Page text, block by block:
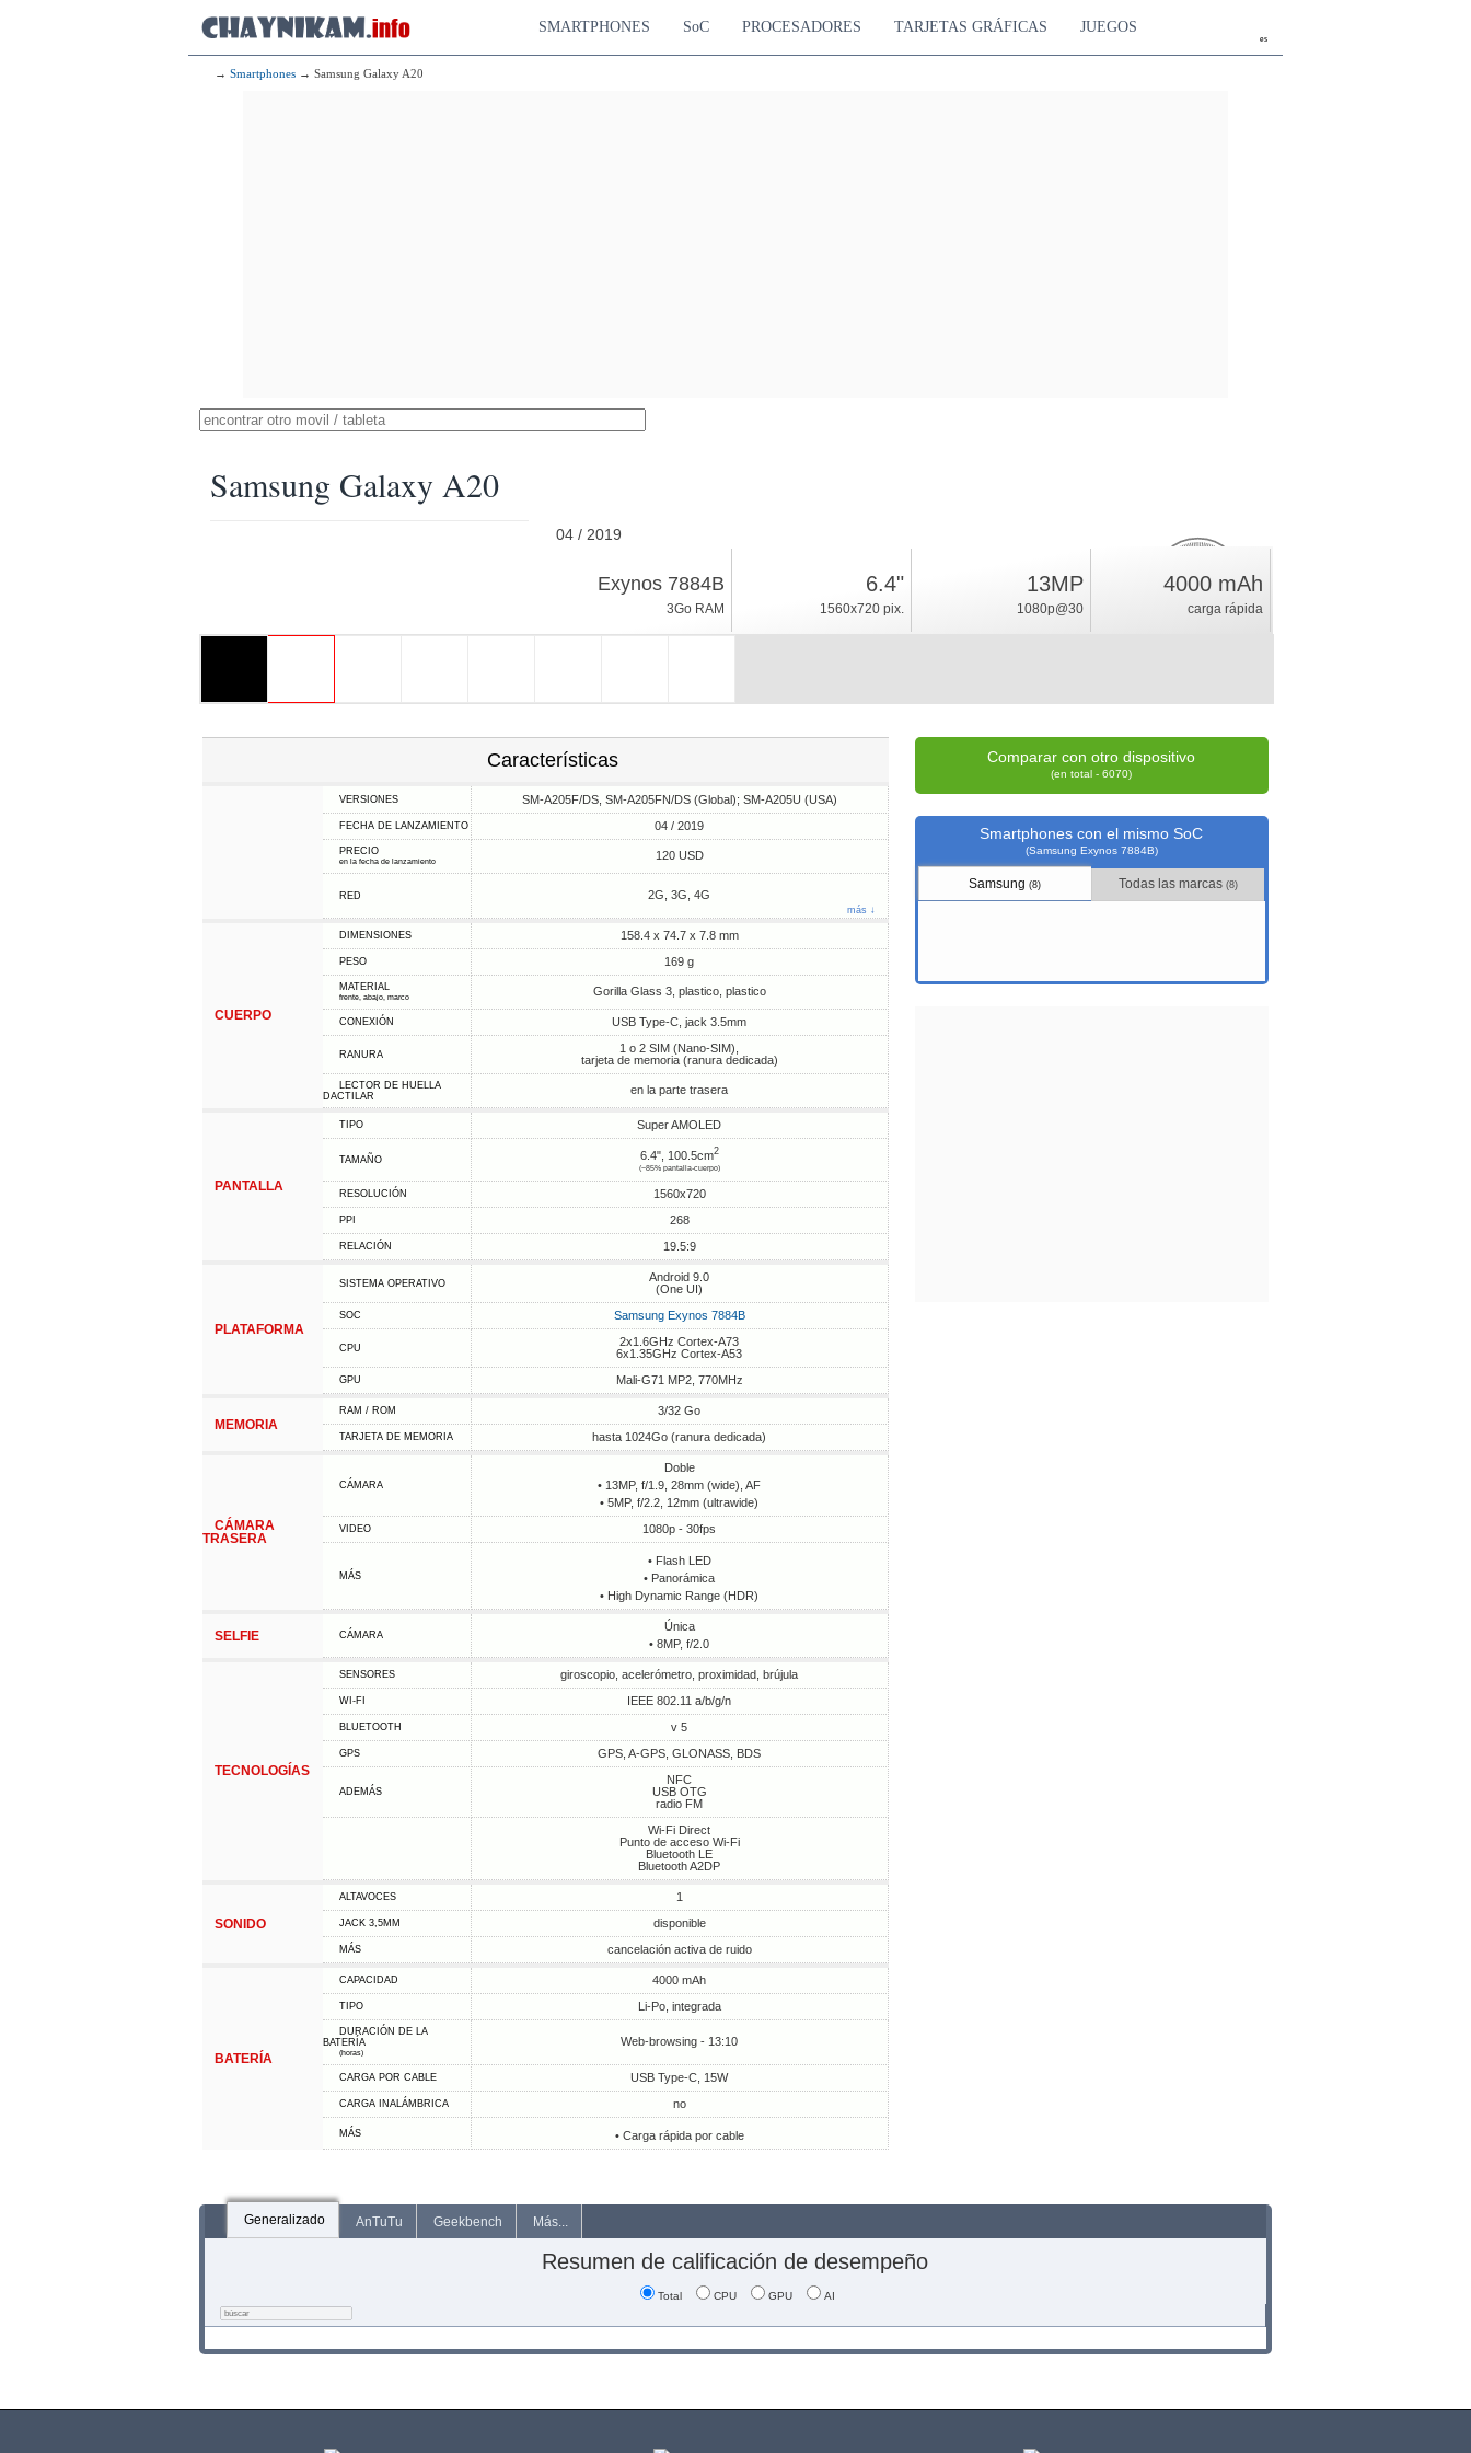
es
SMARTPHONES SoC PROCESADORES TARJETAS GRÁFICAS JUEGOS
→ Smartphones → Samsung Galaxy A20
Samsung Galaxy A20
04 / 2019
Android 9.0, One UI
4.6%
índice
Exynos 7884B
3Go RAM
6.4"
1560x720 pix.
13MP
1080p@30
4000 mAh
carga rápida
Características
VERSIONES SM-A205F/DS, SM-A205FN/DS (Global); SM-A205U (USA)
FECHA DE LANZAMIENTO 04 / 2019
PRECIO
en la fecha de lanzamiento 120 USD
RED 2G, 3G, 4G
más ↓
CUERPO
DIMENSIONES 158.4 x 74.7 x 7.8 mm
PESO 169 g
MATERIAL
frente, abajo, marco Gorilla Glass 3, plastico, plastico
CONEXIÓN USB Type-C, jack 3.5mm
RANURA
1 o 2 SIM (Nano-SIM),
tarjeta de memoria (ranura dedicada)
LECTOR DE HUELLA
DACTILAR
en la parte trasera
PANTALLA
TIPO Super AMOLED
TAMAÑO 6.4", 100.5cm2
(~85% pantalla-cuerpo)
RESOLUCIÓN 1560x720
PPI 268
RELACIÓN 19.5:9
PLATAFORMA
SISTEMA OPERATIVO
Android 9.0
(One UI)
SOC Samsung Exynos 7884B
CPU
2x1.6GHz Cortex-A73
6x1.35GHz Cortex-A53
GPU Mali-G71 MP2, 770MHz
MEMORIA
RAM / ROM 3/32 Go
TARJETA DE MEMORIA hasta 1024Go (ranura dedicada)
CÁMARA
TRASERA
CÁMARA
Doble
• 13MP, f/1.9, 28mm (wide), AF
• 5MP, f/2.2, 12mm (ultrawide)
VIDEO 1080p - 30fps
MÁS
• Flash LED
• Panorámica
• High Dynamic Range (HDR)
SELFIE CÁMARA
Única
• 8MP, f/2.0
TECNOLOGÍAS
SENSORES giroscopio, acelerómetro, proximidad, brújula
WI-FI IEEE 802.11 a/b/g/n
BLUETOOTH v 5
GPS GPS, A-GPS, GLONASS, BDS
ADEMÁS
NFC
USB OTG
radio FM
Wi-Fi Direct
Punto de acceso Wi-Fi
Bluetooth LE
Bluetooth A2DP
SONIDO
ALTAVOCES 1
JACK 3,5MM disponible
MÁS cancelación activa de ruido
BATERÍA
CAPACIDAD 4000 mAh
TIPO Li-Po, integrada
DURACIÓN DE LA
BATERÍA
(horas)
Web-browsing - 13:10
CARGA POR CABLE USB Type-C, 15W
CARGA INALÁMBRICA no
MÁS • Carga rápida por cable
Comparar con otro dispositivo
(en total - 6070)
Smartphones con el mismo SoC
(Samsung Exynos 7884B)
Samsung(8) Todas las marcas (8)
Generalizado AnTuTu Geekbench Más...
Resumen de calificación de desempeño
Total CPU GPU AI